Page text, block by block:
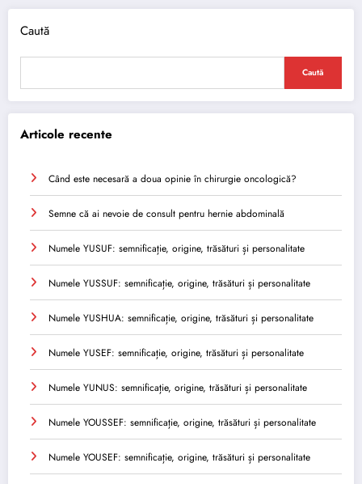
Caută
Caută
Articole recente
Când este necesară a doua opinie în chirurgie oncologică?
Semne că ai nevoie de consult pentru hernie abdominală
Numele YUSUF: semnificație, origine, trăsături și personalitate
Numele YUSSUF: semnificație, origine, trăsături și personalitate
Numele YUSHUA: semnificație, origine, trăsături și personalitate
Numele YUSEF: semnificație, origine, trăsături și personalitate
Numele YUNUS: semnificație, origine, trăsături și personalitate
Numele YOUSSEF: semnificație, origine, trăsături și personalitate
Numele YOUSEF: semnificație, origine, trăsături și personalitate